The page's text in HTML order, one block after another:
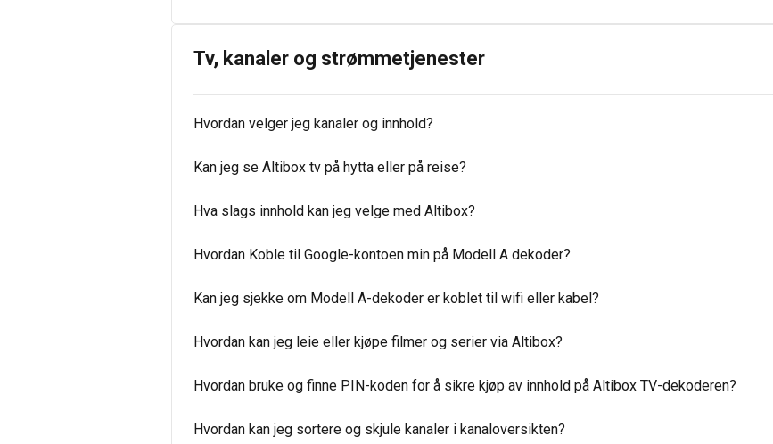
Tv, kanaler og strømmetjenester
Hvordan velger jeg kanaler og innhold?
Kan jeg se Altibox tv på hytta eller på reise?
Hva slags innhold kan jeg velge med Altibox?
Hvordan Koble til Google-kontoen min på Modell A dekoder?
Kan jeg sjekke om Modell A-dekoder er koblet til wifi eller kabel?
Hvordan kan jeg leie eller kjøpe filmer og serier via Altibox?
Hvordan bruke og finne PIN-koden for å sikre kjøp av innhold på Altibox TV-dekoderen?
Hvordan kan jeg sortere og skjule kanaler i kanaloversikten?